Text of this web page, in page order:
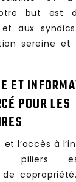
but est
et aux
sereine
ET
POUR LES
et l’accès à
piliers
de